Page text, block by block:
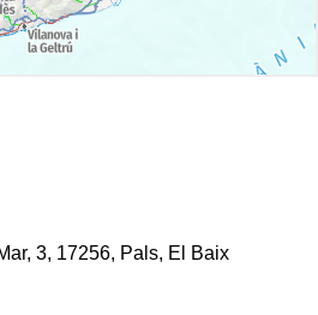
3, 17256, Pals, El Baix